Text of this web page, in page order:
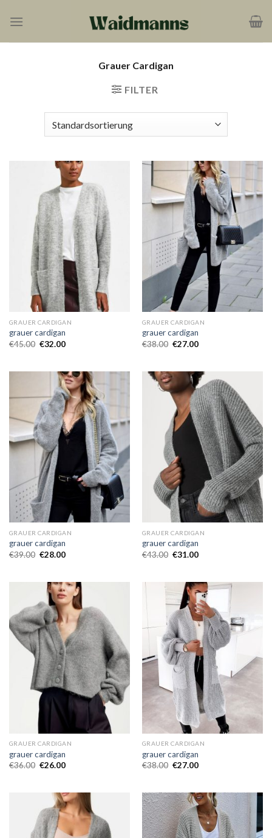
Inhalt
Grauer Cardigan
FILTER
GRAUER CARDIGAN
grauer cardigan
€45.00 €32.00
GRAUER CARDIGAN
grauer cardigan
€38.00 €27.00
GRAUER CARDIGAN
grauer cardigan
€39.00 €28.00
GRAUER CARDIGAN
grauer cardigan
€43.00 €31.00
GRAUER CARDIGAN
grauer cardigan
€36.00 €26.00
GRAUER CARDIGAN
grauer cardigan
€38.00 €27.00